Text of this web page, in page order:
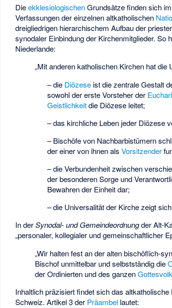
DieekklesiologischenGrundsätze finden sich
Verfassungen der einzelnen altkatholischen
dreigliedrigen hierarchischem Aufbau der
synodaler Einbindung der Kirchenmitglieder.
Niederlande:
„Mit anderen katholischen Kirchen hat
– die Diözeseist die zentrale Gestalt
sowohl der erste Vorsteher der
Geistlichkeitdie Diözese leitet;
– das kirchliche Leben jeder Diözese
– Bischöfe von Nachbarbistümern
der einer von ihnen als Vorsitzender
– die Verbundenheit zwischen
der besonderen Sorge und
Bewahren der Einheit dar;
– die Universalität der Kirche zeigt
In derSynodal- und Gemeindeordnungder Alt-
„personaler, kollegialer und gemeinschaftlicher
„Wir halten fest an der alten bischöflich-
Bischof unmittelbar und selbstständig die
der Ordinierten und des ganzen
Inhaltlich präzisiert findet sich das
Schweiz. Artikel 3 der Präambel lautet: